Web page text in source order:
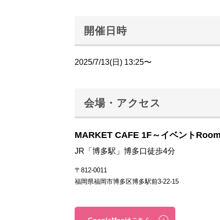
開催日時
2025/7/13(日) 13:25〜
会場・アクセス
MARKET CAFE 1F～イベント
JR「博多駅」博多口徒歩4分
〒812-0011
福岡県福岡市博多区博多駅前3-22-15